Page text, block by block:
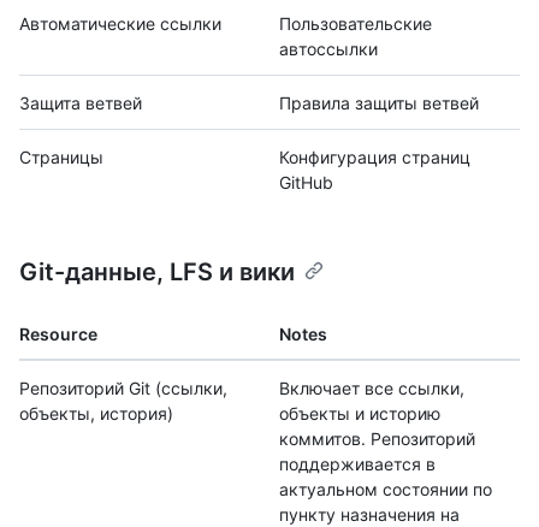
Автоматические ссылки
Пользовательские
автоссылки
Защита ветвей Правила защиты ветвей
Страницы
Конфигурация страниц
GitHub
Git-данные, LFS и вики
Resource Notes
Репозиторий Git (ссылки,
объекты, история)
Включает все ссылки,
объекты и историю
коммитов. Репозиторий
поддерживается в
актуальном состоянии по
пункту назначения на